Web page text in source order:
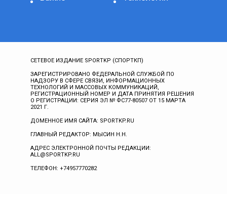
СЕТЕВОЕ ИЗДАНИЕ SPORTKP (СПОРТКП)
ЗАРЕГИСТРИРОВАНО ФЕДЕРАЛЬНОЙ СЛУЖБОЙ ПО
НАДЗОРУ В СФЕРЕ СВЯЗИ, ИНФОРМАЦИОННЫХ
ТЕХНОЛОГИЙ И МАССОВЫХ КОММУНИКАЦИЙ,
РЕГИСТРАЦИОННЫЙ НОМЕР И ДАТА ПРИНЯТИЯ РЕШЕНИЯ
О РЕГИСТРАЦИИ: СЕРИЯ ЭЛ № ФС77-80507 ОТ 15 МАРТА
2021 Г.
ДОМЕННОЕ ИМЯ САЙТА: SPORTKP.RU
ГЛАВНЫЙ РЕДАКТОР: МЫСИН Н.Н.
АДРЕС ЭЛЕКТРОННОЙ ПОЧТЫ РЕДАКЦИИ:
ALL@SPORTKP.RU
ТЕЛЕФОН: +74957770282